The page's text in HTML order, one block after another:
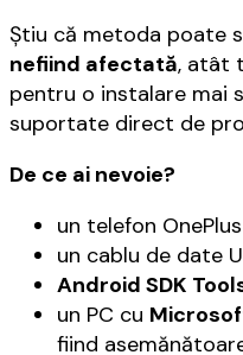
Știu că metoda poate
nefiind afectată, atât
pentru o instalare mai
suportate direct de
De ce ai nevoie?
un telefon
un cablu de date
Android SDK
un PC cu
fiind